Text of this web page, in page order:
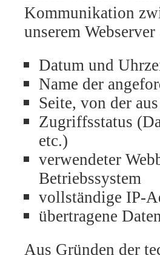
Kommunikation
unserem
Datum und
Name der
Seite, von der
Zugriffsstatus
etc.)
verwendeter
Betriebssystem
vollständige IP-
übertragene
Aus Gründen der